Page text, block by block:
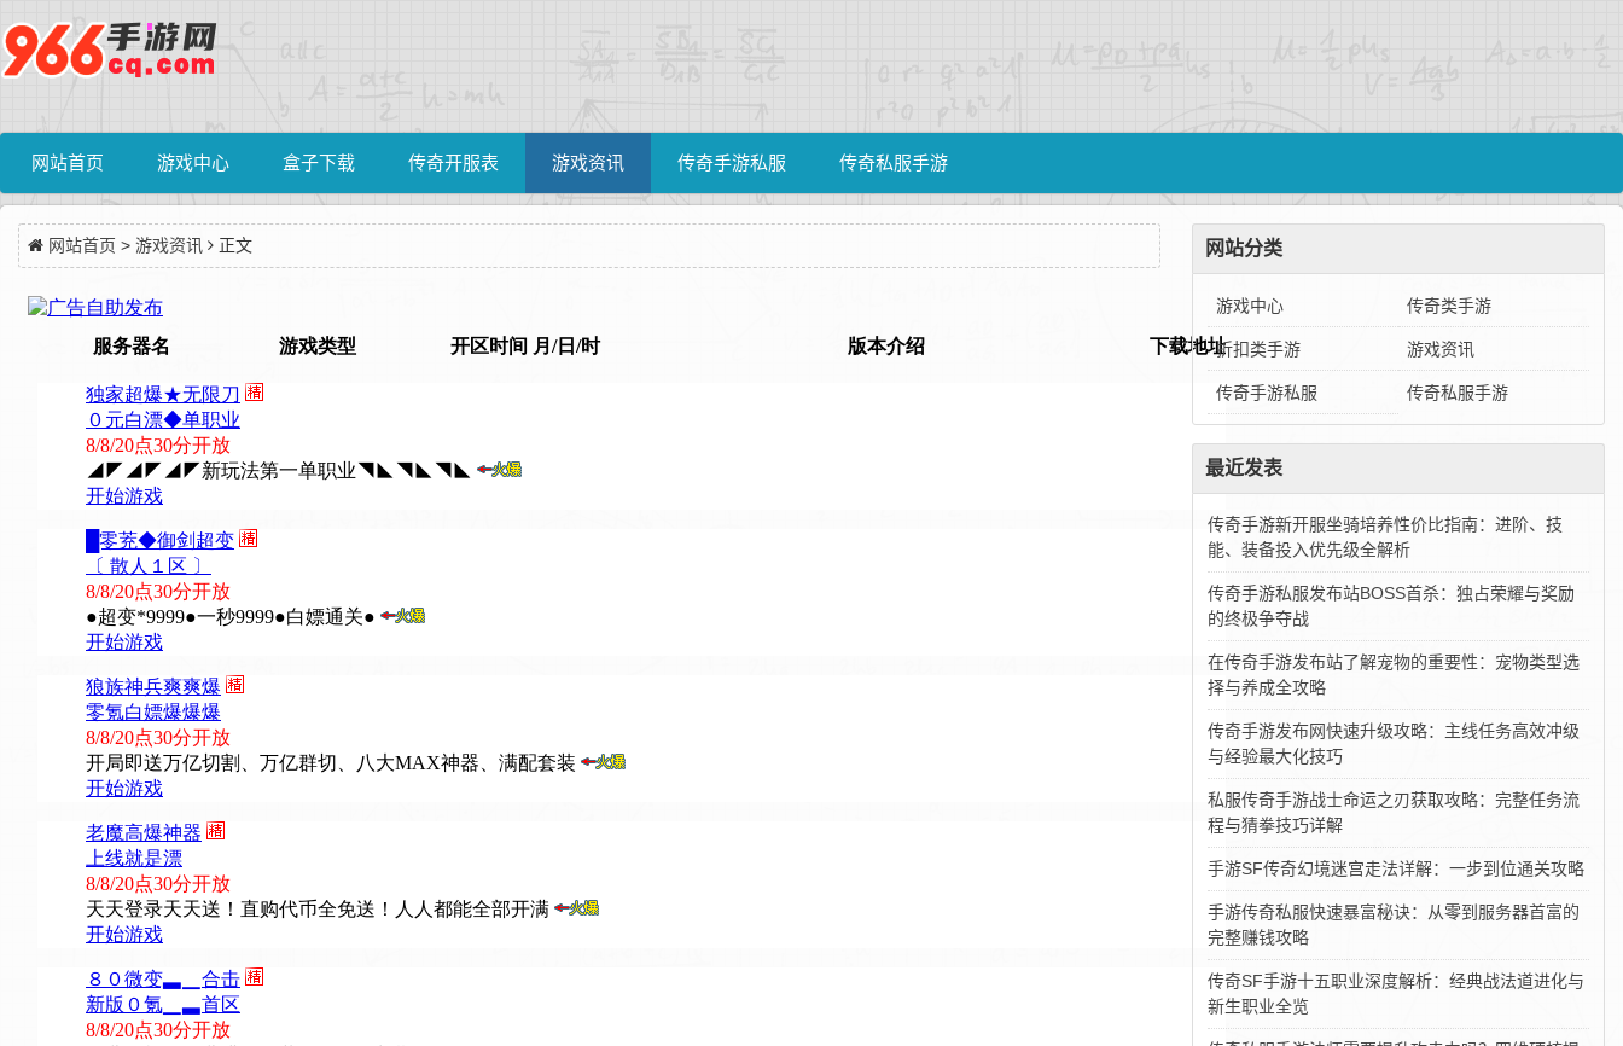
网站首页 游戏中心 盒子下载 传奇开服表 游戏资讯 传奇手游私服 传奇私服手游
网站首页 > 游戏资讯 正文 网站分类
游戏中心 传奇类手游
折扣类手游 游戏资讯
传奇手游私服 传奇私服手游
最近发表
传奇手游新开服坐骑培养性价比指南：进阶、技
能、装备投入优先级全解析
传奇手游私服发布站BOSS首杀：独占荣耀与奖励
的终极争夺战
在传奇手游发布站了解宠物的重要性：宠物类型选
择与养成全攻略
传奇手游发布网快速升级攻略：主线任务高效冲级
与经验最大化技巧
私服传奇手游战士命运之刃获取攻略：完整任务流
程与猜拳技巧详解
手游SF传奇幻境迷宫走法详解：一步到位通关攻略
手游传奇私服快速暴富秘诀：从零到服务器首富的
完整赚钱攻略
传奇SF手游十五职业深度解析：经典战法道进化与
新生职业全览